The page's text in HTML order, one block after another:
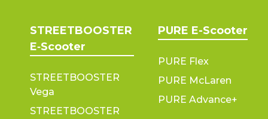
STREETBOOSTER
E‑Scooter
STREETBOOSTER
Vega
STREETBOOSTER
PURE E-Scooter
PURE Flex
PURE McLaren
PURE Advance+